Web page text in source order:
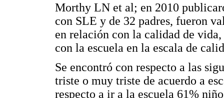
Morthy LN et al; en 2010
con SLE y de 32 padres, fueron
en relación con la calidad de
con la escuela en la escala de
Se encontró con respecto a las
triste o muy triste de acuerdo a
respecto a ir a la escuela 61%